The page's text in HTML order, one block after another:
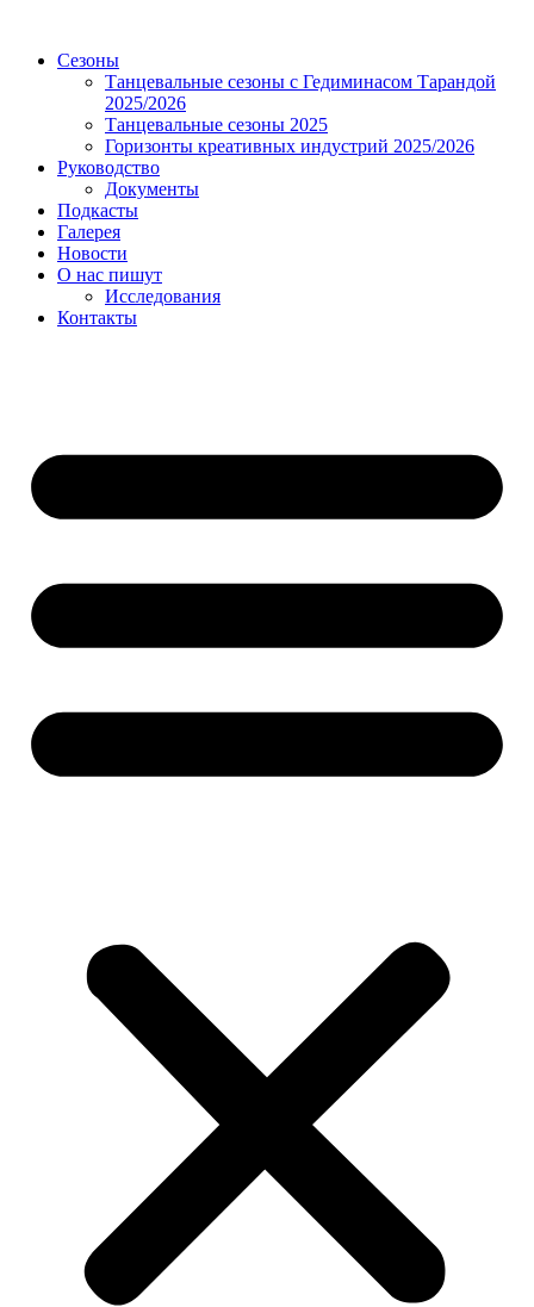
Сезоны
Танцевальные сезоны с Гедиминасом Тарандой
2025/2026
Танцевальные сезоны 2025
Горизонты креативных индустрий 2025/2026
Руководство
Документы
Подкасты
Галерея
Новости
О нас пишут
Исследования
Контакты